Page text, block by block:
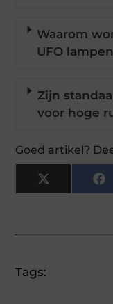
Waarom
UFO
Zijn
voor hoge
Goed artikel?
X
(Twitter)
Tags: